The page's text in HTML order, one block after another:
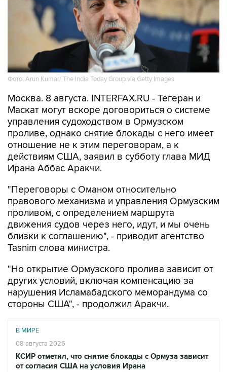
Фото: Arun Kumar/ The India Today Group via Getty Images
Москва. 8 августа. INTERFAX.RU - Тегеран и
Маскат могут вскоре договориться о системе
управления судоходством в Ормузском
проливе, однако снятие блокады с него имеет
отношение не к этим переговорам, а к
действиям США, заявил в субботу глава МИД
Ирана Аббас Аракчи.
"Переговоры с Оманом относительно
правового механизма и управления Ормузским
проливом, с определением маршрута
движения судов через него, идут, и мы очень
близки к соглашению", - приводит агентство
Tasnim слова министра.
"Но открытие Ормузского пролива зависит от
других условий, включая компенсацию за
нарушения Исламабадского меморандума со
стороны США", - продолжил Аракчи.
В МИРЕ
08 августа 2026
КСИР отметил, что снятие блокады с Ормуза зависит
от согласия США на условия Ирана